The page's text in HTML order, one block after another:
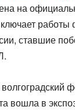
на
работы
ставшие
вошла в